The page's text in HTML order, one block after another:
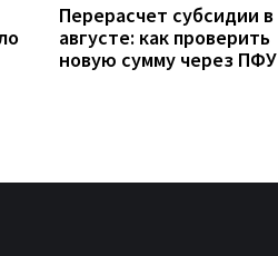
Перерасчет субсидии в
августе: как проверить
новую сумму через ПФУ